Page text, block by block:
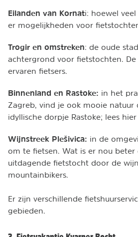
Eilanden van Kornati: hoewel
er mogelijkheden voor
Trogir en omstreken: de oude
achtergrond voor fietstochten.
ervaren fietsers.
Binnenland en Rastoke: in het
Zagreb, vind je ook mooie
idyllische dorpje Rastoke; lees
Wijnstreek Plešivica: in de
om te fietsen. Wat is er nou beter
uitdagende fietstocht door de
mountainbikers.
Er zijn verschillende
gebieden.